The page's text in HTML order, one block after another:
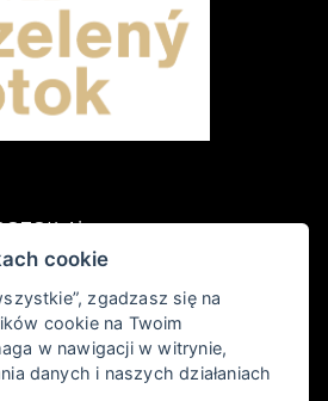
4*
cookie
zgadzasz się na
cookie na Twoim
w nawigacji w witrynie,
danych i naszych działaniach